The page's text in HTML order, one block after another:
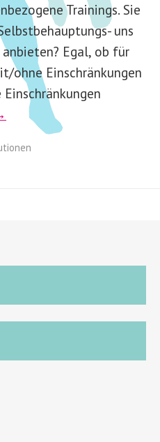
Trainings. Sie
uns
Egal, ob für
ohne Einschränkungen